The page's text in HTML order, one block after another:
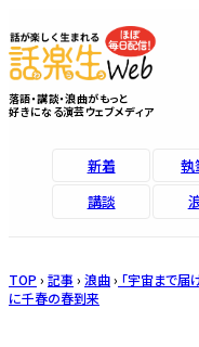
落語・講談・浪曲がもっと
好きになる演芸ウェブメディア
新着 執
講談
TOP › 記事 › 浪曲› 「宇宙まで届
に千春の春到来